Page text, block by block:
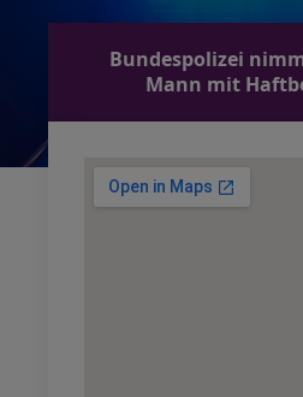
Bundespolizei
Mann mit